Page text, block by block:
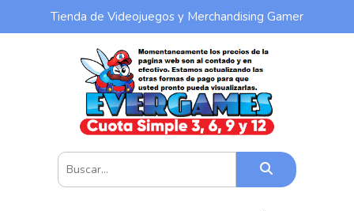
Tienda de Videojuegos y Merchandising Gamer